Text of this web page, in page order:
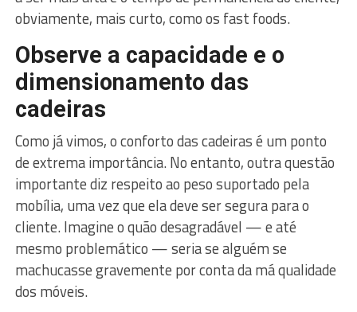
obviamente, mais curto, como os fast foods.
Observe a capacidade e o
dimensionamento das
cadeiras
Como já vimos, o conforto das cadeiras é um ponto
de extrema importância. No entanto, outra questão
importante diz respeito ao peso suportado pela
mobília, uma vez que ela deve ser segura para o
cliente. Imagine o quão desagradável — e até
mesmo problemático — seria se alguém se
machucasse gravemente por conta da má qualidade
dos móveis.